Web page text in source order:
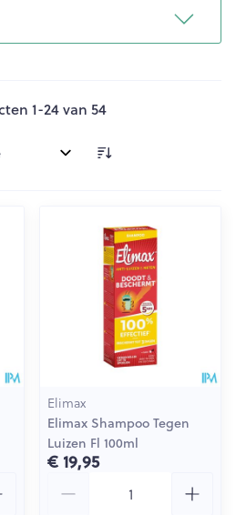
1-24van 54
Elimax
Elimax Shampoo Tegen
Luizen Fl 100ml
€ 19,95